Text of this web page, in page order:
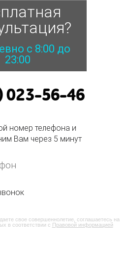
с 8:00 до
23:00
023-56-46
номер телефона и
Вам через 5 минут
свое совершеннолетие, соглашаетесь на
в соответствии с Правовой информацией